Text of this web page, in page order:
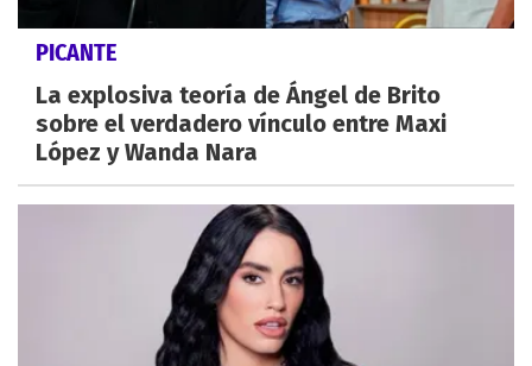
PICANTE
La explosiva teoría de Ángel de Brito
sobre el verdadero vínculo entre Maxi
López y Wanda Nara